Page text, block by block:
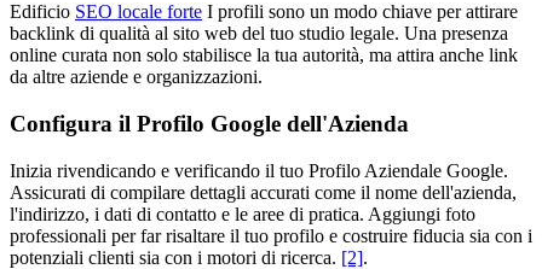
Edificio SEO locale forte I profili sono un modo chiave per attirare
backlink di qualità al sito web del tuo studio legale. Una presenza
online curata non solo stabilisce la tua autorità, ma attira anche link
da altre aziende e organizzazioni.
Configura il Profilo Google dell'Azienda
Inizia rivendicando e verificando il tuo Profilo Aziendale Google.
Assicurati di compilare dettagli accurati come il nome dell'azienda,
l'indirizzo, i dati di contatto e le aree di pratica. Aggiungi foto
professionali per far risaltare il tuo profilo e costruire fiducia sia con i
potenziali clienti sia con i motori di ricerca. [2].